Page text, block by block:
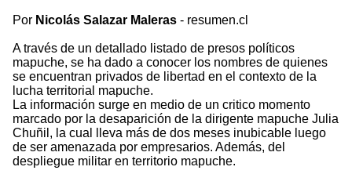
Por Nicolás Salazar Maleras - resumen.cl
A través de un detallado listado de presos políticos
mapuche, se ha dado a conocer los nombres de quienes
se encuentran privados de libertad en el contexto de la
lucha territorial mapuche.
La información surge en medio de un critico momento
marcado por la desaparición de la dirigente mapuche Julia
Chuñil, la cual lleva más de dos meses inubicable luego
de ser amenazada por empresarios. Además, del
despliegue militar en territorio mapuche.